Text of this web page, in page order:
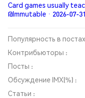
Card games usually
@Immutable · 2026-07-31
Популярность в
Контрибьюторы :
Посты :
Обсуждение IMX(%) :
Статьи :